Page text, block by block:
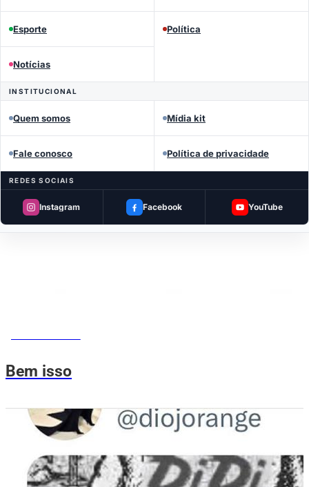
Esporte Política
Notícias
INSTITUCIONAL
Quem somos Mídia kit
Fale conosco Política de privacidade
REDES SOCIAIS
Instagram Facebook YouTube
Bem isso